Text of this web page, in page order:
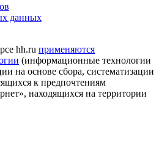
данных
hh.ru применяются
(информационные технологии
на основе сбора, систематизации
к предпочтениям
находящихся на территории